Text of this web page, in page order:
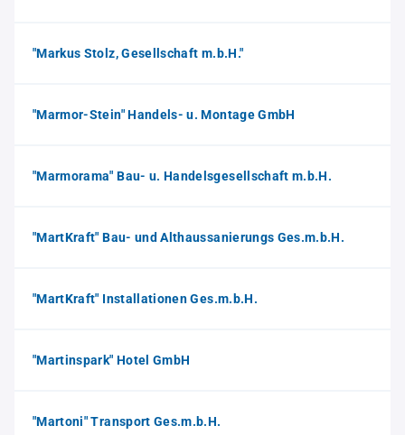
"Markus Stolz, Gesellschaft m.b.H."
"Marmor-Stein" Handels- u. Montage GmbH
"Marmorama" Bau- u. Handelsgesellschaft m.b.H.
"MartKraft" Bau- und Althaussanierungs Ges.m.b.H.
"MartKraft" Installationen Ges.m.b.H.
"Martinspark" Hotel GmbH
"Martoni" Transport Ges.m.b.H.